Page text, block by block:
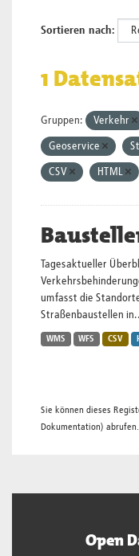
Sortieren nach
1
Gruppen: Verkehr
Geoservice
CSV HTML
Tagesaktueller
umfasst die
Straßenbaustellen
WMS WFS CSV
Sie können dieses
Dokumentation) abrufen.
Open